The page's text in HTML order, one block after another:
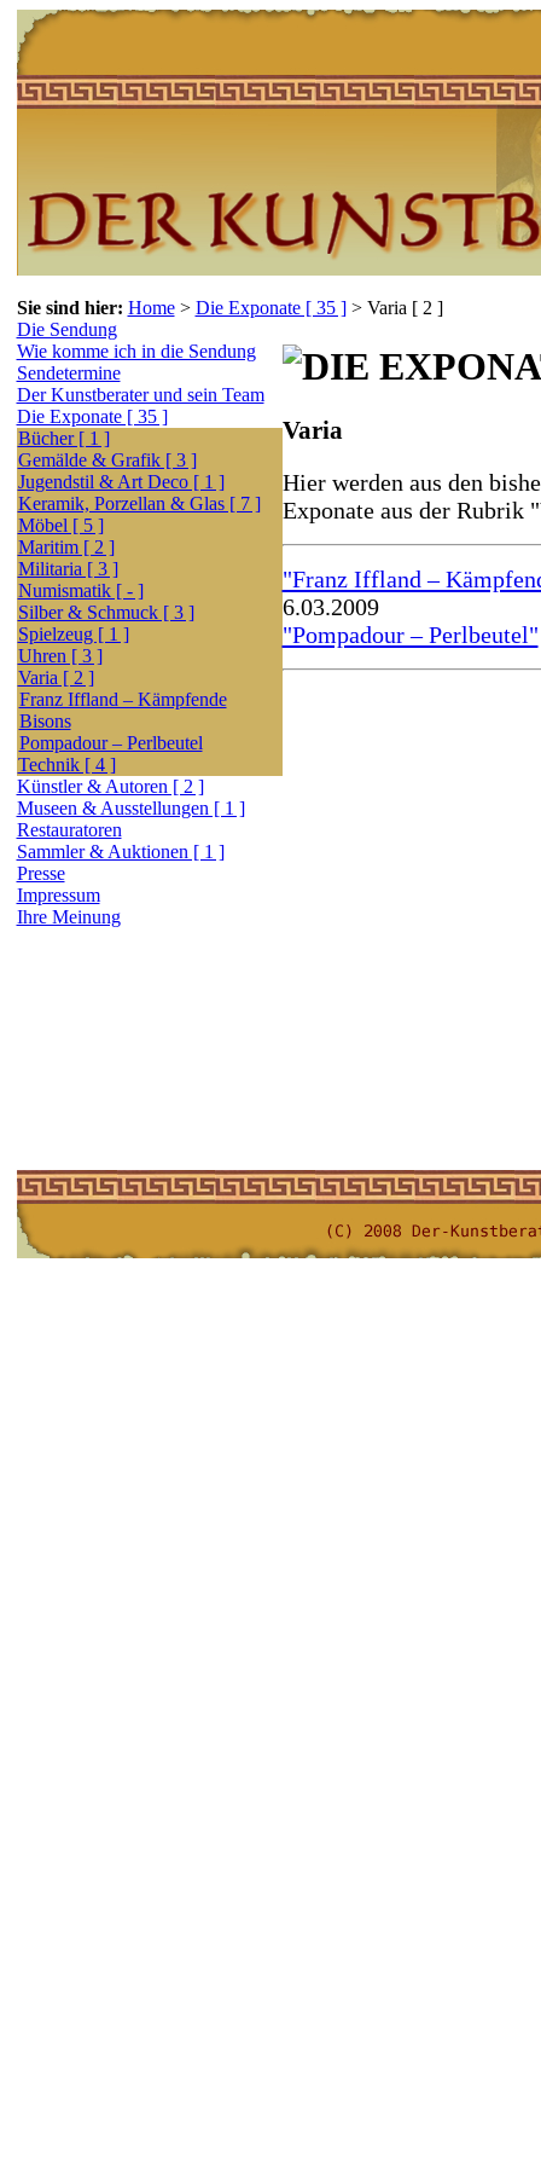
Sie sind hier: Home > Die Exponate [ 35 ] >Varia [ 2 ]
Die Sendung
Wie komme ich in die Sendung
Sendetermine
Der Kunstberater und sein Team
Die Exponate [ 35 ]
Bücher [ 1 ]
Gemälde & Grafik [ 3 ]
Jugendstil & Art Deco [ 1 ]
Keramik, Porzellan & Glas [ 7 ]
Möbel [ 5 ]
Maritim [ 2 ]
Militaria [ 3 ]
Numismatik [ - ]
Silber & Schmuck [ 3 ]
Spielzeug [ 1 ]
Uhren [ 3 ]
Varia [ 2 ]
Franz Iffland – Kämpfende
Bisons
Pompadour – Perlbeutel
Technik [ 4 ]
Künstler & Autoren [ 2 ]
Museen & Ausstellungen [ 1 ]
Restauratoren
Sammler & Auktionen [ 1 ]
Presse
Impressum
Ihre Meinung
Varia
Hier werden aus den
Exponate aus der Rubrik
"Franz Iffland –
6.03.2009
"Pompadour – Perlbeutel"